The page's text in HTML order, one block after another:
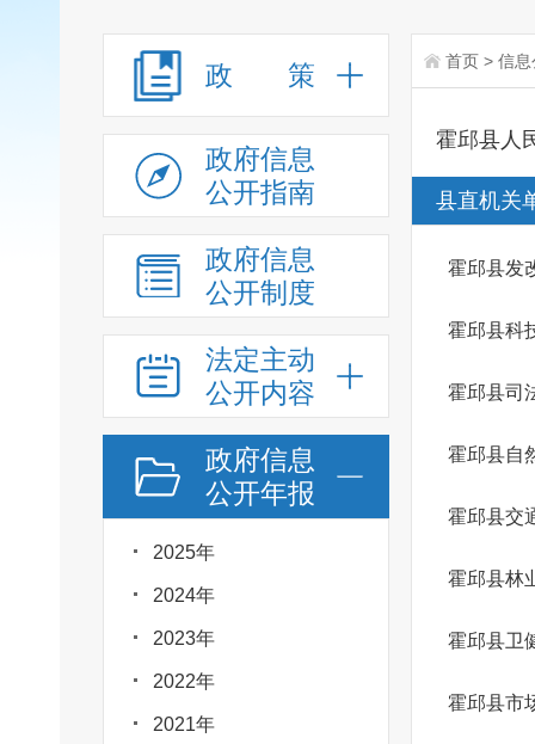
政 策
政府信息
公开指南
政府信息
公开制度
法定主动
公开内容
政府信息
公开年报
2025年
2024年
2023年
2022年
2021年
首页 > 信息
霍邱县人
县直机关
霍邱县发
霍邱县科
霍邱县司
霍邱县自
霍邱县交
霍邱县林
霍邱县卫
霍邱县市